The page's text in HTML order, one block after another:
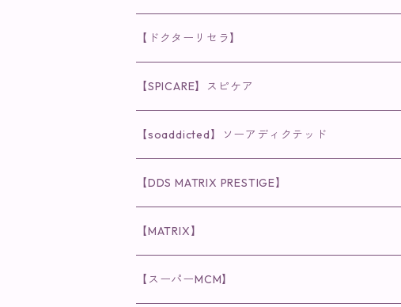
【ドクターリセラ】
◉AQUA VENUS
クレンジング・洗顔
化粧水
◉VI PLANTE
リキッド
ディフェンサー
◉ナチュリスティーアクレス
クレンジング
洗顔
◉インナーケア
食品
◉cocochia
【SPICARE】スピケア
◉V3シリーズ
ファンデーション・ベース
クレンジング・洗顔
◉V3 VSPIC C Line
クレンジング・洗顔
化粧水
◉スピケアシリーズ
◉V.O.Sシリーズ
【soaddicted】ソーアディクテッド
ラッシュアディクト
まつ毛用美容液
眉毛用美容液
リップアディクト
唇用美容液
ヘアアディクト
【DDS MATRIX PRESTIGE】
スキンケアシリーズ
美容液
【MATRIX】
スキンケアシリーズ
【スーパーMCM】